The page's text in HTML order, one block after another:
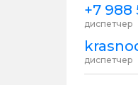
+7 988
диспетчер
диспетчер